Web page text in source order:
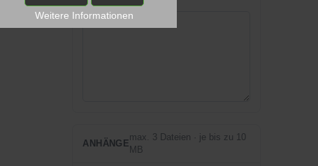
Nachricht*
ANHÄNGE
max. 3 Dateien · je bis zu 10
MB
Weitere Informationen